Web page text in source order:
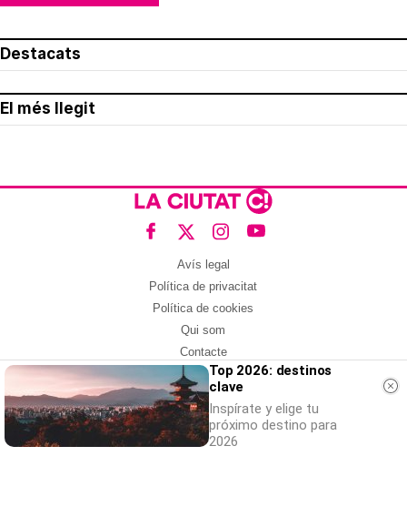
Destacats
El més llegit
Avís legal
Política de privacitat
Política de cookies
Qui som
Contacte
Xarxes socials
Amb col·laboració de:
Top 2026: destinos
clave
Inspírate y elige tu
próximo destino para
2026